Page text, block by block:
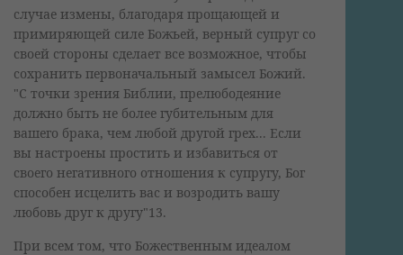
случае измены, благодаря прощающей и
примиряющей силе Божьей, верный супруг со
своей стороны сделает все возможное, чтобы
сохранить первоначальный замысел Божий.
"С точки зрения Библии, прелюбодеяние
должно быть не более губительным для
вашего брака, чем любой другой грех... Если
вы настроены простить и избавиться от
своего негативного отношения к супругу, Бог
способен исцелить вас и возродить вашу
любовь друг к другу"13.
При всем том, что Божественным идеалом